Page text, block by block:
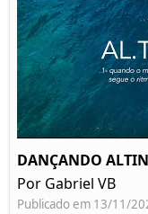
DANÇANDO
Por Gabriel VB
Publicado em 13/11/